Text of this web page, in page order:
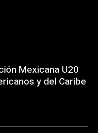
Mexicana U20
y del Caribe